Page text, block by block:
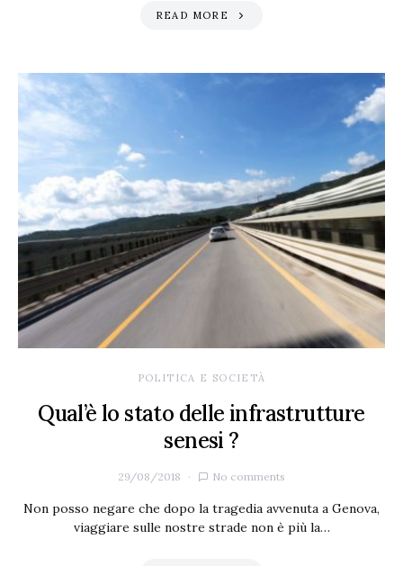
READ MORE
POLITICA E SOCIETÀ
Qual’è lo stato delle infrastrutture
senesi ?
29/08/2018 No comments
Non posso negare che dopo la tragedia avvenuta a Genova,
viaggiare sulle nostre strade non è più la…